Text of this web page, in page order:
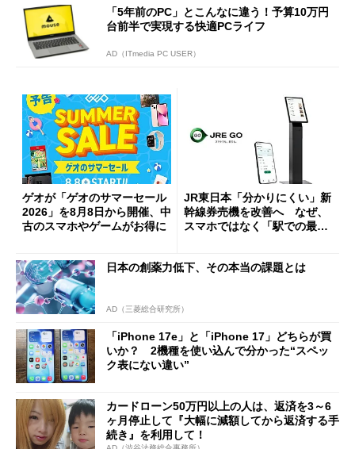
「5年前のPC」とこんなに違う！予算10万円
台前半で実現する快適PCライフ
AD（ITmedia PC USER）
ゲオが「ゲオのサマーセール
2026」を8月8日から開催、中
古のスマホやゲームがお得に
JR東日本「分かりにくい」新
幹線券売機を改善へ なぜ、
スマホではなく「駅での最短
日本の創薬力低下、その本当の課題とは
AD（三菱総合研究所）
「iPhone 17e」と「iPhone 17」どちらが買
いか？ 2機種を使い込んで分かった“スペッ
ク表にない違い”
カードローン50万円以上の人は、返済を3～6
ヶ月停止して『大幅に減額してから返済する手
続き』を利用して！